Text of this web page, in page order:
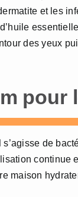
et les
des yeux
pour
s’agisse de
continue
maison